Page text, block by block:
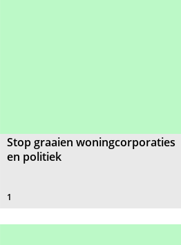
Stop graaien woningcorporaties
en politiek
1